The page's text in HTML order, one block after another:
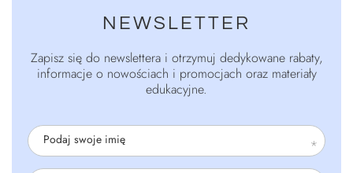
NEWSLETTER
Zapisz się do newslettera i otrzymuj dedykowane rabaty,
informacje o nowościach i promocjach oraz materiały
edukacyjne.
Podaj swoje imię